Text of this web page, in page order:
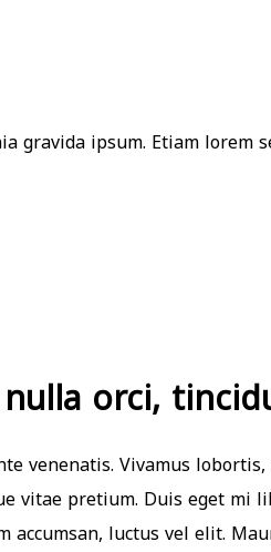
gravida ipsum. Etiam
orci,
venenatis. Vivamus
vitae pretium. Duis eget
luctus vel elit.